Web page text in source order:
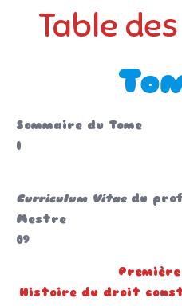
Table
Sommaire du Tome
Curriculum Vitaedu
09
Histoire du droit